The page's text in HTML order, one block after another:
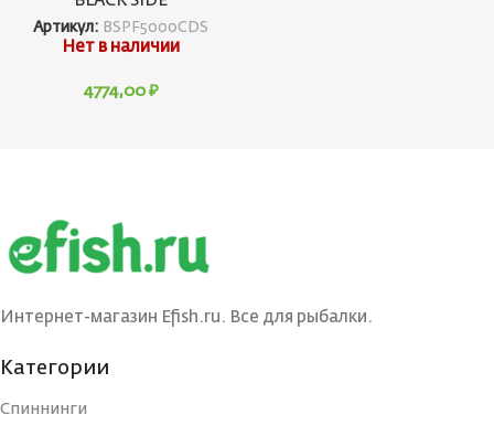
Артикул: BSPF5000CDS
Нет в наличии
4774,00 ₽
Интернет-магазин Efish.ru. Все для рыбалки.
Категории
Спиннинги